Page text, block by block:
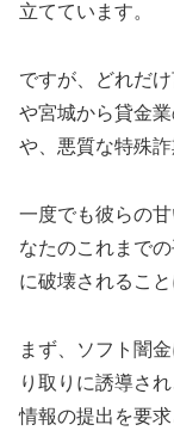
立てています。
ですが、どれだ
や宮城から貸金
や、悪質な特殊
一度でも彼らの
なたのこれまで
に破壊されること
まず、ソフト闇
り取りに誘導さ
情報の提出を要求